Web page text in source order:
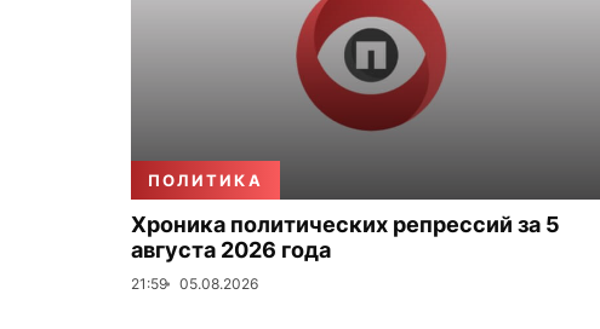
ПОЛИТИКА
Хроника политических репрессий за 5
августа 2026 года
21:59 05.08.2026